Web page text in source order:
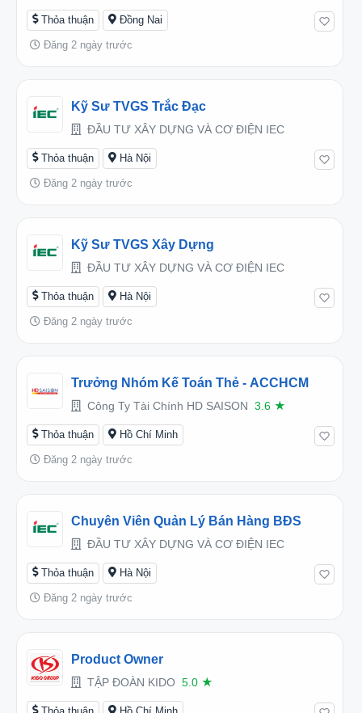
Thỏa thuận Đồng Nai
Đăng 2 ngày trước
Kỹ Sư TVGS Trắc Đạc
ĐẦU TƯ XÂY DỰNG VÀ CƠ ĐIỆN IEC
Thỏa thuận Hà Nội
Đăng 2 ngày trước
Kỹ Sư TVGS Xây Dựng
ĐẦU TƯ XÂY DỰNG VÀ CƠ ĐIỆN IEC
Thỏa thuận Hà Nội
Đăng 2 ngày trước
Trưởng Nhóm Kế Toán Thẻ - ACCHCM
Công Ty Tài Chính HD SAISON 3.6 ★
Thỏa thuận Hồ Chí Minh
Đăng 2 ngày trước
Chuyên Viên Quản Lý Bán Hàng BĐS
ĐẦU TƯ XÂY DỰNG VÀ CƠ ĐIỆN IEC
Thỏa thuận Hà Nội
Đăng 2 ngày trước
Product Owner
TẬP ĐOÀN KIDO 5.0 ★